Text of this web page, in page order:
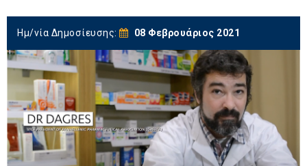
Ημ/νία Δημοσίευσης: 08 Φεβρουάριος 2021